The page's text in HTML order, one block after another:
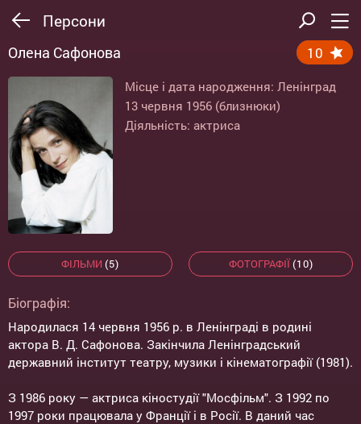
Персони
Олена Сафонова 10
Місце і дата народження: Ленінград
13 червня 1956 (близнюки)
Діяльність: актриса
ФІЛЬМИ (5) ФОТОГРАФІЇ(10)
Біографія:
Народилася 14 червня 1956 р. в Ленінграді в родині
актора В. Д. Сафонова. Закінчила Ленінградський
державний інститут театру, музики і кінематографії (1981).
З 1986 року — актриса кіностудії "Мосфільм". З 1992 по
1997 роки працювала у Франції і в Росії. В даний час